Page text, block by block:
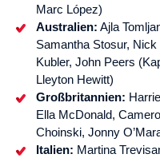
Marc López)
Australien: Ajla
Samantha Stosur,
Kubler, John Peers
Lleyton Hewitt)
Großbritannien:
Ella McDonald,
Choinski, Jonny
Italien: Martina